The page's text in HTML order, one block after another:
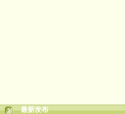
最新发布